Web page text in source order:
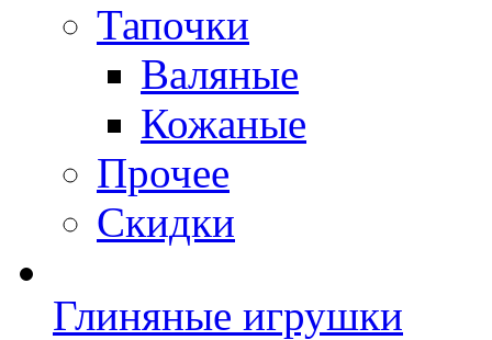
Тапочки
Валяные
Кожаные
Прочее
Скидки
Глиняные игрушки